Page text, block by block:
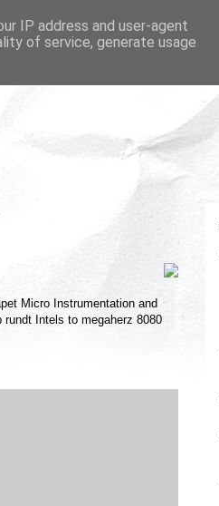
Micro Instrumentation and
Intels to megaherz 8080
IP address and user-agent
of service, generate usage